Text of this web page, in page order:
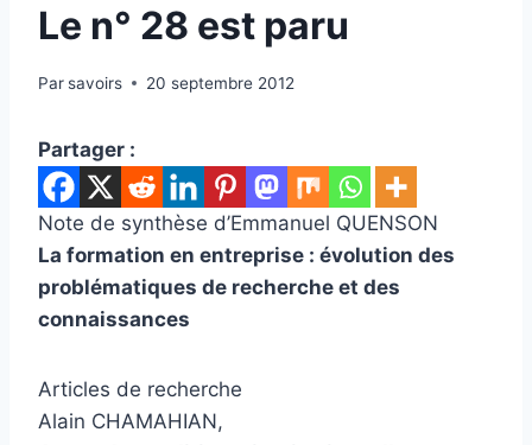
Le n° 28 est paru
Parsavoirs 20 septembre 2012
Partager :
Note de synthèse d’Emmanuel QUENSON
La formation en entreprise : évolution des
problématiques de recherche et des
connaissances
Articles de recherche
Alain CHAMAHIAN,